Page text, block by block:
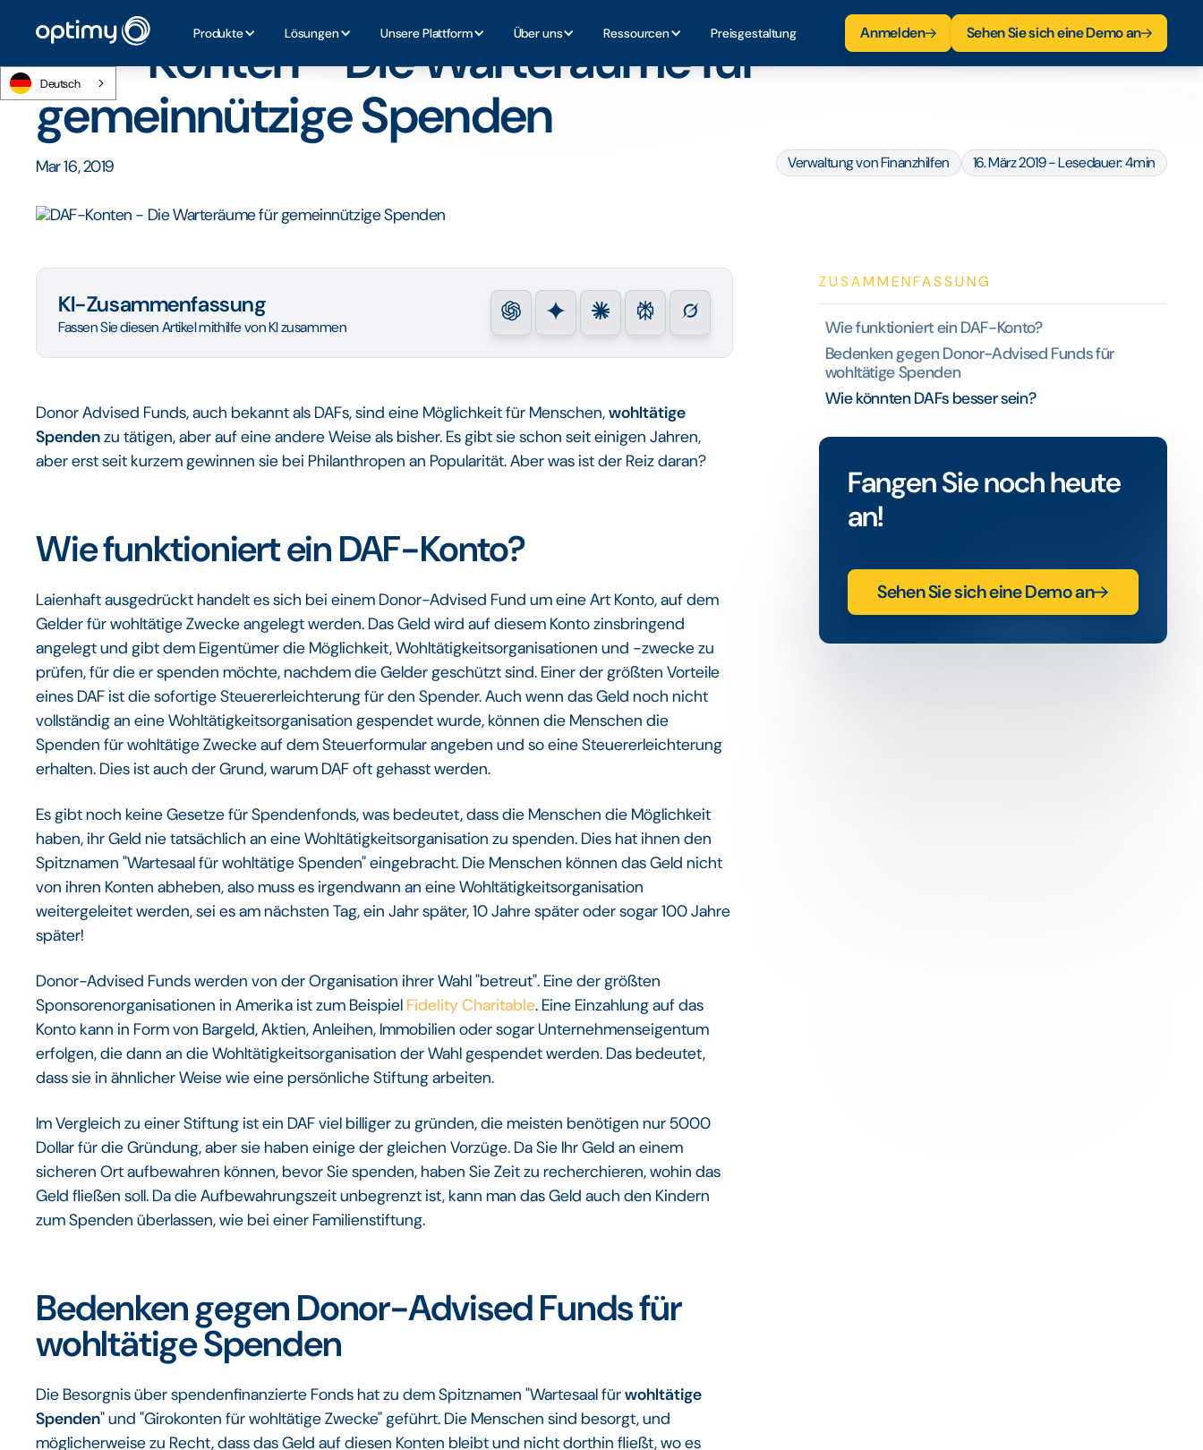
Produkte Lösungen Unsere Plattform Über uns Ressourcen Preisgestaltung Anmelden Sehen Sie sich eine Demo an
Deutsch
DAF-Konten - Die Warteräume für
gemeinnützige Spenden
Mar 16, 2019 Verwaltung von Finanzhilfen 16. März 2019 - Lesedauer: 4min
KI-Zusammenfassung
Fassen Sie diesen Artikel mithilfe von KI zusammen
Donor Advised Funds, auch bekannt als DAFs, sind eine Möglichkeit für Menschen,wohltätige
Spendenzu tätigen, aber auf eine andere Weise als bisher. Es gibt sie schon seit einigen Jahren,
aber erst seit kurzem gewinnen sie bei Philanthropen an Popularität. Aber was ist der Reiz daran?
Wie funktioniert ein DAF-Konto?
Laienhaft ausgedrückt handelt es sich bei einem Donor-Advised Fund um eine Art Konto, auf dem
Gelder für wohltätige Zwecke angelegt werden. Das Geld wird auf diesem Konto zinsbringend
angelegt und gibt dem Eigentümer die Möglichkeit, Wohltätigkeitsorganisationen und -zwecke zu
prüfen, für die er spenden möchte, nachdem die Gelder geschützt sind. Einer der größten Vorteile
eines DAF ist die sofortige Steuererleichterung für den Spender. Auch wenn das Geld noch nicht
vollständig an eine Wohltätigkeitsorganisation gespendet wurde, können die Menschen die
Spenden für wohltätige Zwecke auf dem Steuerformular angeben und so eine Steuererleichterung
erhalten. Dies ist auch der Grund, warum DAF oft gehasst werden.
Es gibt noch keine Gesetze für Spendenfonds, was bedeutet, dass die Menschen die Möglichkeit
haben, ihr Geld nie tatsächlich an eine Wohltätigkeitsorganisation zu spenden. Dies hat ihnen den
Spitznamen "Wartesaal für wohltätige Spenden" eingebracht. Die Menschen können das Geld nicht
von ihren Konten abheben, also muss es irgendwann an eine Wohltätigkeitsorganisation
weitergeleitet werden, sei es am nächsten Tag, ein Jahr später, 10 Jahre später oder sogar 100 Jahre
später!
Donor-Advised Funds werden von der Organisation ihrer Wahl "betreut". Eine der größten
Sponsorenorganisationen in Amerika ist zum Beispiel Fidelity Charitable. Eine Einzahlung auf das
Konto kann in Form von Bargeld, Aktien, Anleihen, Immobilien oder sogar Unternehmenseigentum
erfolgen, die dann an die Wohltätigkeitsorganisation der Wahl gespendet werden. Das bedeutet,
dass sie in ähnlicher Weise wie eine persönliche Stiftung arbeiten.
Im Vergleich zu einer Stiftung ist ein DAF viel billiger zu gründen, die meisten benötigen nur 5000
Dollar für die Gründung, aber sie haben einige der gleichen Vorzüge. Da Sie Ihr Geld an einem
sicheren Ort aufbewahren können, bevor Sie spenden, haben Sie Zeit zu recherchieren, wohin das
Geld fließen soll. Da die Aufbewahrungszeit unbegrenzt ist, kann man das Geld auch den Kindern
zum Spenden überlassen, wie bei einer Familienstiftung.
Bedenken gegen Donor-Advised Funds für
wohltätige Spenden
Die Besorgnis über spendenfinanzierte Fonds hat zu dem Spitznamen "Wartesaal fürwohltätige
Spenden" und "Girokonten für wohltätige Zwecke" geführt. Die Menschen sind besorgt, und
möglicherweise zu Recht, dass das Geld auf diesen Konten bleibt und nicht dorthin fließt, wo es
ZUSAMMENFASSUNG
Wie funktioniert ein DAF-Konto?
Bedenken gegen Donor-Advised Funds für
wohltätige Spenden
Wie könnten DAFs besser sein?
Fangen Sie noch heute
an!
Sehen Sie sich eine Demo an